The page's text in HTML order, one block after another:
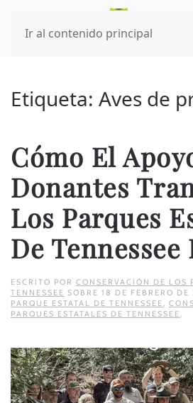
Ir al contenido principal
Etiqueta: Aves de
Cómo El
Donantes
Los Parques
De Tennessee
ESCRITO POR CONSERVACIÓN DE LOS
TENNESSEE SOBRE 18 DE FEBRERO
PARQUE ESTATAL DE TENNESSEE,
PARQUES ESTATALES DE TENNESSEE.